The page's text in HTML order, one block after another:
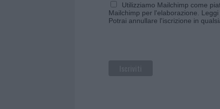
Utilizziamo Mailchimp come
Mailchimp per l'elaborazione.
Potrai annullare l'iscrizione in